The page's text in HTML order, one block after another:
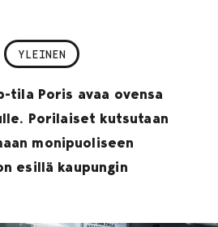
YLEINEN
tila Poris avaa ovensa
Porilaiset kutsutaan
monipuoliseen
esillä kaupungin